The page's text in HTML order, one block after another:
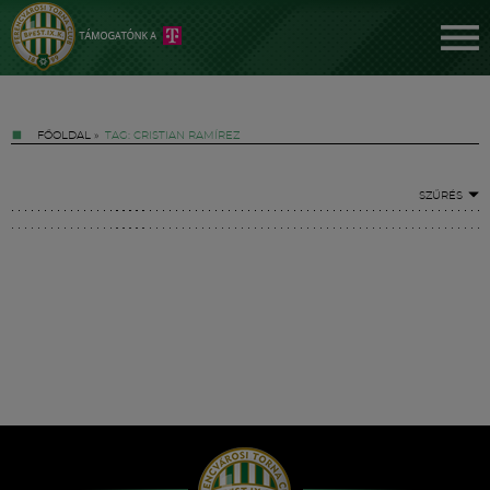
FŐOLDAL » TAG: CRISTIAN RAMÍREZ
SZŰRÉS
Hírek